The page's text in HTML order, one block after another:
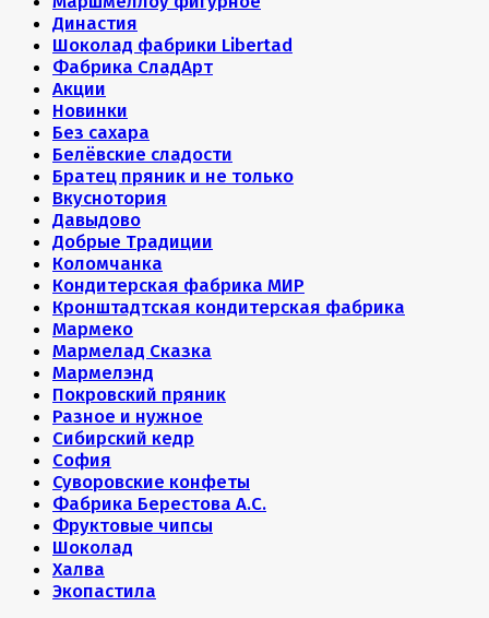
Династия
Шоколад фабрики Libertad
Фабрика СладАрт
Акции
Новинки
Без сахара
Белёвские сладости
Братец пряник и не только
Вкуснотория
Давыдово
Добрые Традиции
Коломчанка
Кондитерская фабрика МИР
Кронштадтская кондитерская фабрика
Мармеко
Мармелад Сказка
Мармелэнд
Покровский пряник
Разное и нужное
Сибирский кедр
София
Суворовские конфеты
Фабрика Берестова А.С.
Фруктовые чипсы
Шоколад
Халва
Экопастила